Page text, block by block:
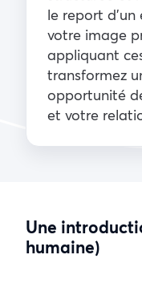
le report
votre image
appliquant
transformez
opportunité
et votre
Une
humaine)